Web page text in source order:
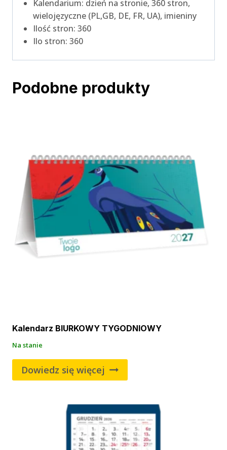
Kalendarium: dzień na stronie, 360 stron,
wielojęzyczne (PL,GB, DE, FR, UA), imieniny
Ilość stron: 360
Ilo stron: 360
Podobne produkty
Kalendarz BIURKOWY TYGODNIOWY
Na stanie
Dowiedz się więcej